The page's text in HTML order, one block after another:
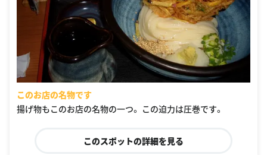
このお店の名物です
揚げ物もこのお店の名物の一つ。 この迫力は圧巻です。
このスポットの詳細を見る